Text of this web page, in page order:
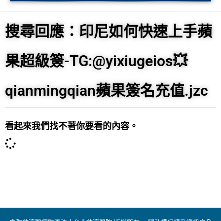
搜尋回應：印尼如何快速上手蘋
果超級簽-TG:@yixiugeios💥
qianmingqian蘋果簽名充值.jzc
看起來我們找不著你要看的內容。